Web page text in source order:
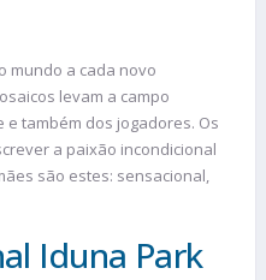
mundo a cada novo
levam a campo
e também dos jogadores. Os
a paixão incondicional
são estes: sensacional,
Iduna Park